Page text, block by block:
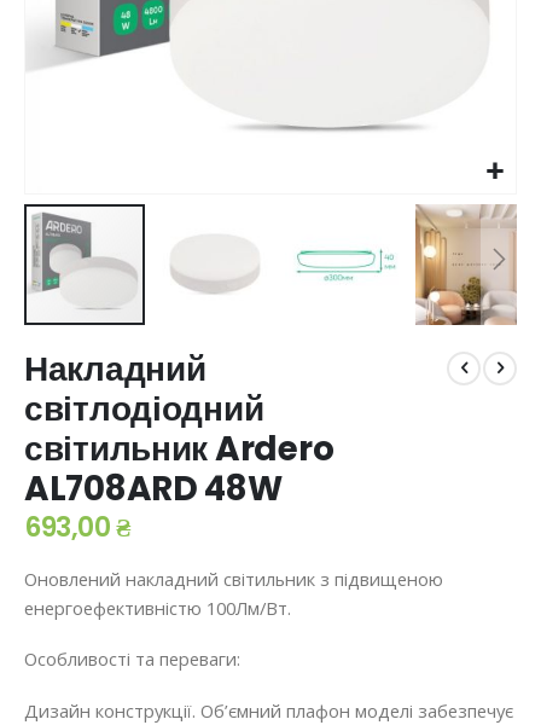
до
початку
галереї
зображень
Накладний
світлодіодний
світильник Ardero
AL708ARD 48W
693,00 ₴
Оновлений накладний світильник з підвищеною
енергоефективністю 100Лм/Вт.
Особливості та переваги:
Дизайн конструкції. Об’ємний плафон моделі забезпечує